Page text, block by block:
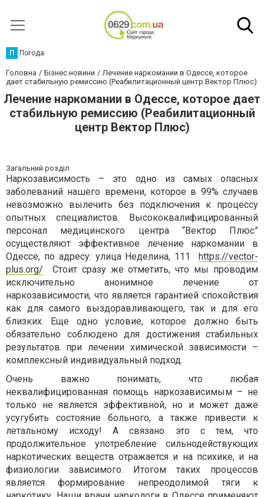
П Погода
Головна Бізнес новини
Лечение наркомании в Одессе, которое
дает стабильную ремиссию (Реабилитационный центр Вектор Плюс)
Лечение наркомании в Одессе, которое дает
стабильную ремиссию (Реабилитационный
центр Вектор Плюс)
Загальний розділ
Наркозависимость – это одно из самых опасных
заболеваний нашего времени, которое в 99% случаев
невозможно вылечить без подключения к процессу
опытных специалистов. Высококвалифицированный
персонал медицинского центра “Вектор Плюс”
осуществляют эффективное лечение наркомании в
Одессе, по адресу: улица Неделина, 111 https://vector-
plus.org/ Стоит сразу же отметить, что мы проводим
исключительно анонимное лечение от
наркозависимости, что является гарантией спокойствия
как для самого выздоравливающего, так и для его
близких. Еще одно условие, которое должно быть
обязательно соблюдено для достижения стабильных
результатов при лечении химической зависимости –
комплексный индивидуальный подход.
Очень важно понимать, что любая
неквалифицированная помощь наркозависимым – не
только не является эффективной, но и может даже
усугубить состояние больного, а также привести к
летальному исходу! А связано это с тем, что
продолжительное употребление сильнодействующих
наркотических веществ отражается и на психике, и на
физиологии зависимого. Итогом таких процессов
является формирование непреодолимой тяги к